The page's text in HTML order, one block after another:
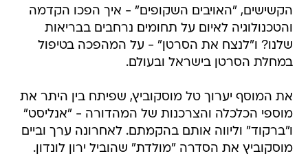
הקשישים, "האויבים השקופים" - איך הפכו הקדמה
והטכנולוגיה לאיום על תחומים נרחבים בבריאות
שלנו? ו"לנצח את הסרטן" - על המהפכה בטיפול
במחלת הסרטן בישראל ובעולם.
את המוסף יערוך טל מוסקוביץ, שפיתח בין היתר את
מוספי הכלכלה והצרכנות של המהדורה - "אנליסט"
ו"ברקוד" וליווה אותם בהקמתם. לאחרונה ערך וביים
מוסקוביץ את הסדרה "מולדת" שהוביל ירון לונדון.